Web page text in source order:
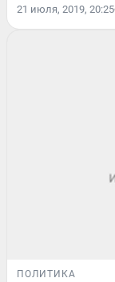
21 июля, 2019, 20:25
ПОЛИТИКА